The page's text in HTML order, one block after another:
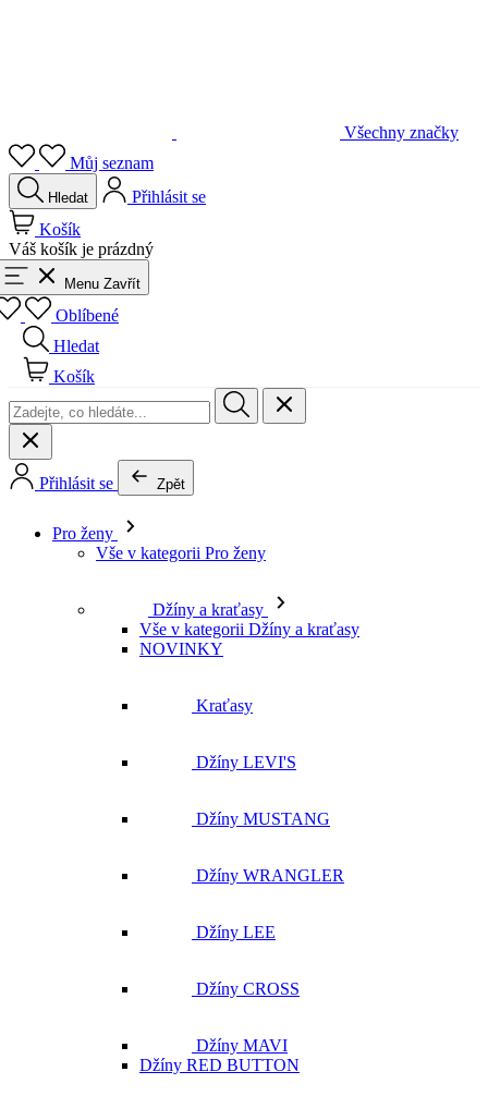
Můj seznam
Hledat
Přihlásit se
Košík
Váš košík je prázdný
Menu Zavřít
Oblíbené
Hledat
Košík
Přihlásit se Zpět
Pro ženy
Vše v kategorii Pro ženy
Džíny a kraťasy
Vše v kategorii Džíny a kraťasy
NOVINKY
Kraťasy
Džíny LEVI'S
Džíny MUSTANG
Džíny WRANGLER
Džíny LEE
Džíny CROSS
Džíny MAVI
Džíny RED BUTTON